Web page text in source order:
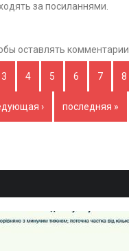
за посиланнями.
відкриття листів та збільшити
оставлять комментарии
3 4 5 6 7 8
› последняя »